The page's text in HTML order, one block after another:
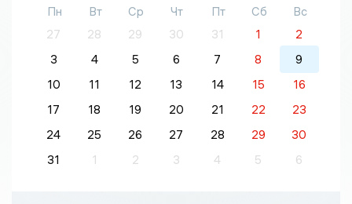
Пн Вт Ср Чт Пт Сб
Вс
27
28 29 30 31 1
2
3
4 5 6 7 8
9
10
11 12 13 14 15
16
17
18 19 20 21 22
23
24
25 26 27 28 29
30
31
1 2 3 4 5 6